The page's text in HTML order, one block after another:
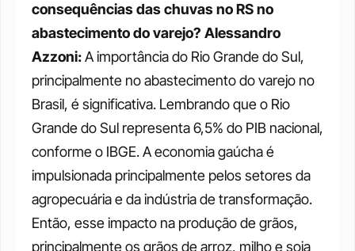
consequências das chuvas no RS no
abastecimento do varejo? Alessandro
Azzoni: A importância do Rio Grande do Sul,
principalmente no abastecimento do varejo no
Brasil, é significativa. Lembrando que o Rio
Grande do Sul representa 6,5% do PIB nacional,
conforme o IBGE. A economia gaúcha é
impulsionada principalmente pelos setores da
agropecuária e da indústria de transformação.
Então, esse impacto na produção de grãos,
principalmente os grãos de arroz, milho e soja